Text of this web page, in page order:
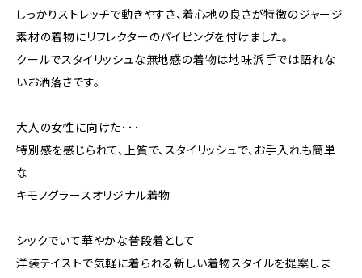
しっかりストレッチで動きやすさ、着心地の良さが特徴のジャージ
素材の着物にリフレクターのパイピングを付けました。
クールでスタイリッシュな無地感の着物は地味派手では語れな
いお洒落さです。
大人の女性に向けた･･･
特別感を感じられて、上質で、スタイリッシュで、お手入れも簡単
な
キモノグラースオリジナル着物
シックでいて華やかな普段着として
洋装テイストで気軽に着られる新しい着物スタイルを提案しま